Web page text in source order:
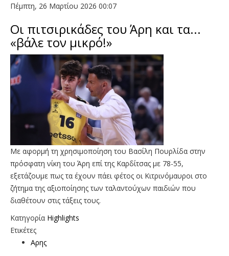
Πέμπτη, 26 Μαρτίου 2026 00:07
Οι πιτσιρικάδες του Άρη και τα...
«βάλε τον μικρό!»
Με αφορμή τη χρησιμοποίηση του Βασίλη Πουρλίδα στην
πρόσφατη νίκη του Άρη επί της Καρδίτσας με 78-55,
εξετάζουμε πως τα έχουν πάει φέτος οι Κιτρινόμαυροι στο
ζήτημα της αξιοποίησης των ταλαντούχων παιδιών που
διαθέτουν στις τάξεις τους.
Κατηγορία Highlights
Ετικέτες
Αρης